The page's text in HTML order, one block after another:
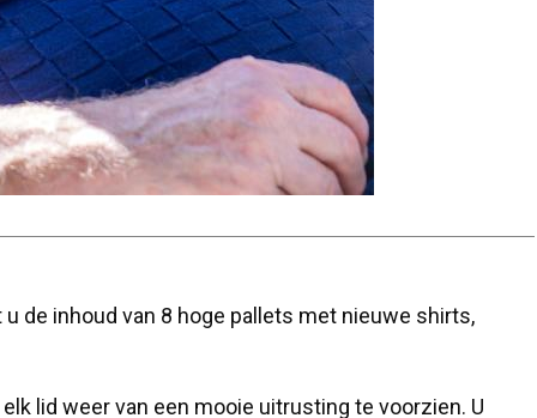
de inhoud van 8 hoge pallets met nieuwe shirts,
lid weer van een mooie uitrusting te voorzien. U